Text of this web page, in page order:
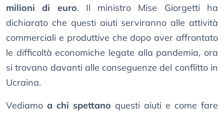
milioni di euro. Il ministro Mise Giorgetti ha
dichiarato che questi aiuti serviranno alle attività
commerciali e produttive che dopo aver affrontato
le difficoltà economiche legate alla pandemia, ora
si trovano davanti alle conseguenze del conflitto in
Ucraina.
Vediamo a chi spettano questi aiuti e come fare